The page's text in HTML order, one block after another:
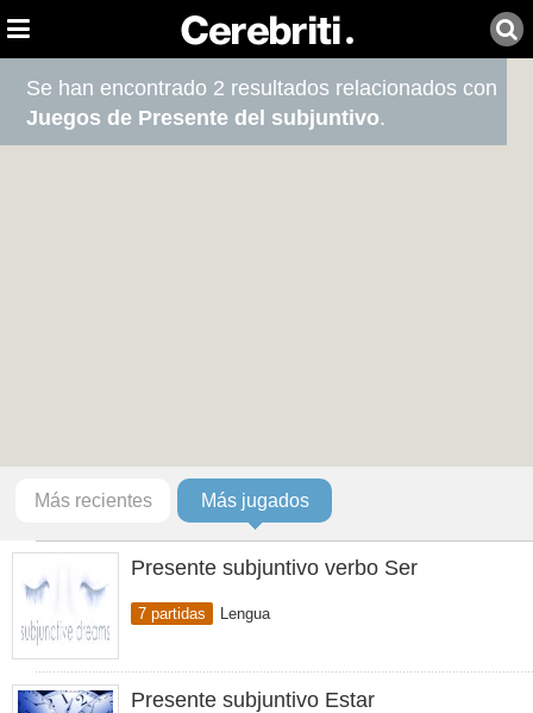
Se han encontrado 2 resultados relacionados con
Juegos de Presente del subjuntivo.
Más recientes Más jugados
Presente subjuntivo verbo Ser
7 partidas Lengua
Presente subjuntivo Estar